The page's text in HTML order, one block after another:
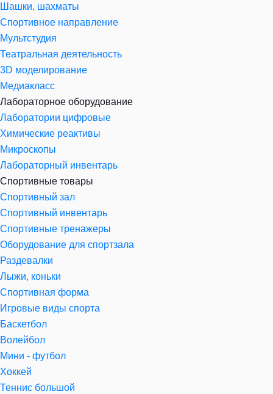
Шашки, шахматы
Спортивное направление
Мультстудия
Театральная деятельность
3D моделирование
Медиакласс
Лабораторное оборудование
Лаборатории цифровые
Химические реактивы
Микроскопы
Лабораторный инвентарь
Спортивные товары
Спортивный зал
Спортивный инвентарь
Спортивные тренажеры
Оборудование для спортзала
Раздевалки
Лыжи, коньки
Спортивная форма
Игровые виды спорта
Баскетбол
Волейбол
Мини - футбол
Хоккей
Теннис большой